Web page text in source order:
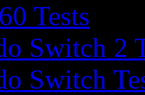
Tests
Switch 2
Switch